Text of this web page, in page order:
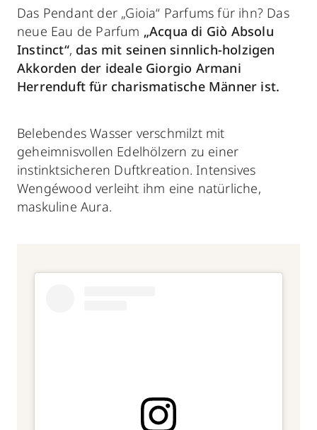
Das Pendant der „Gioia“ Parfums für ihn? Das
neue Eau de Parfum „Acqua di Giò Absolu
Instinct“, das mit seinen sinnlich-holzigen
Akkorden der ideale Giorgio Armani
Herrenduft für charismatische Männer ist.
Belebendes Wasser verschmilzt mit
geheimnisvollen Edelhölzern zu einer
instinktsicheren Duftkreation. Intensives
Wengéwood verleiht ihm eine natürliche,
maskuline Aura.